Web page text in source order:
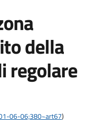
della
regolare
06-06;380~art67)